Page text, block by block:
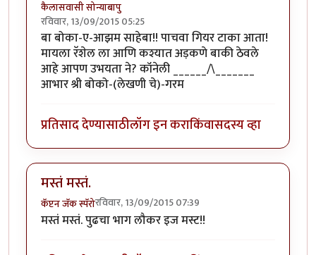
कैलासवासी सोन्याबापु
रविवार, 13/09/2015 05:25
बा बोका-ए-आझम साहेबा!! पाचवा गियर टाका आता!
मायला रॅशेल ला आणि कश्यात अड़कणे बाकी ठेवले
आहे आपण उभयता ने? कॉनेली ______/\_______
आभार श्री बोको-(लेखणी चे)-गरम
प्रतिसाद देण्यासाठीलॉग इन कराकिंवासदस्य व्हा
मस्तं मस्तं.
कॅप्टन जॅक स्पॅरोरविवार, 13/09/2015 07:39
मस्तं मस्तं. पुढचा भाग लौकर इज मस्ट!!